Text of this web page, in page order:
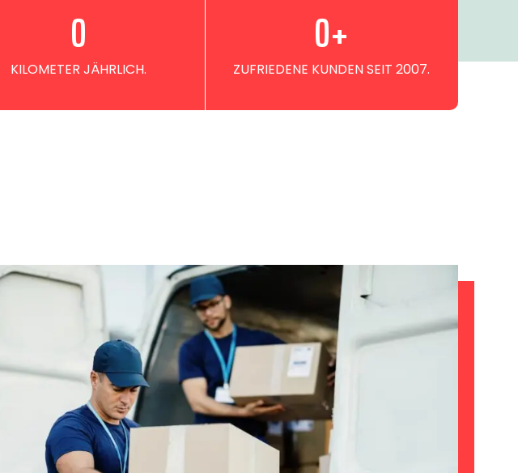
KILOMETER JÄHRLICH.
0
ZUFRIEDENE KUNDEN SEIT 2007.
0+